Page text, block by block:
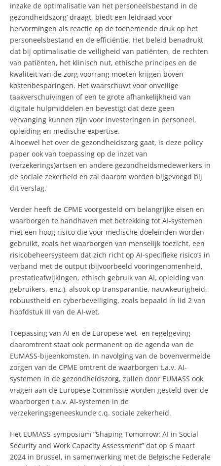
inzake de optimalisatie van het personeelsbestand in de
gezondheidszorg’ draagt, biedt een leidraad voor
hervormingen als reactie op de toenemende druk op het
personeelsbestand en de efficiëntie. Het beleid benadrukt
dat bij optimalisatie de veiligheid van patiënten, de rechten
van patiënten, het klinisch nut, ethische principes en de
kwaliteit van de zorg voorrang moeten krijgen boven
kostenbesparingen. Het waarschuwt voor onveilige
taakverschuivingen of een te grote afhankelijkheid van
digitale hulpmiddelen en bevestigt dat deze geen
vervanging kunnen zijn voor investeringen in personeel,
opleiding en medische expertise.
​Alhoewel het over de gezondheidszorg gaat, is deze policy
paper ook van toepassing op de inzet van
(verzekerings)artsen en andere gezondheidsmedewerkers in
de sociale zekerheid en zal daarom worden bijgevoegd bij
dit verslag.
Verder heeft de CPME voorgesteld om belangrijke eisen en
waarborgen te handhaven met betrekking tot AI-systemen
met een hoog risico die voor medische doeleinden worden
gebruikt, zoals het waarborgen van menselijk toezicht, een
risicobeheersysteem dat zich richt op AI-specifieke risico’s in
verband met de output (bijvoorbeeld vooringenomenheid,
prestatieafwijkingen, ethisch gebruik van AI, opleiding van
gebruikers, enz.), alsook op transparantie, nauwkeurigheid,
robuustheid en cyberbeveiliging, zoals bepaald in lid 2 van
hoofdstuk III van de AI-wet.
Toepassing van AI en de Europese wet- en regelgeving
daaromtrent staat ook permanent op de agenda van de
EUMASS-bijeenkomsten. In navolging van de bovenvermelde
zorgen van de CPME omtrent de waarborgen t.a.v. AI-
systemen in de gezondheidszorg, zullen door EUMASS ook
vragen aan de Europese Commissie worden gesteld over de
waarborgen t.a.v. AI-systemen in de
verzekeringsgeneeskunde c.q. sociale zekerheid.
Het EUMASS-symposium “Shaping Tomorrow: AI in Social
Security and Work Capacity Assessment” dat op 6 maart
2024 in Brussel, in samenwerking met de Belgische Federale